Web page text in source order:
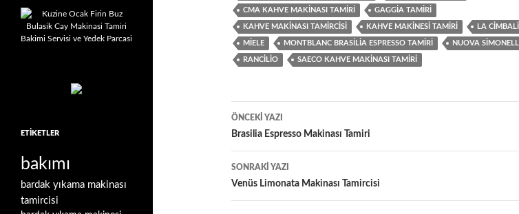
CMA KAHVE MAKINASI TAMIRI GAGGIA TAMIRI
KAHVE MAKINASI TAMIRCISI KAHVE MAKINESI TAMIRI LA CIMBALI
MIELE MONTBLANC BRASILIA ESPRESSO TAMIRI NUOVA SIMONELLI
RANCILIO SAECO KAHVE MAKINASI TAMIRI
Yazı
dolaşımı
ÖNCEKI YAZI
Brasilia Espresso Makinası Tamiri
SONRAKI YAZI
Venüs Limonata Makinası Tamircisi
ETIKETLER
bakımı
bardak yıkama makinası
tamircisi